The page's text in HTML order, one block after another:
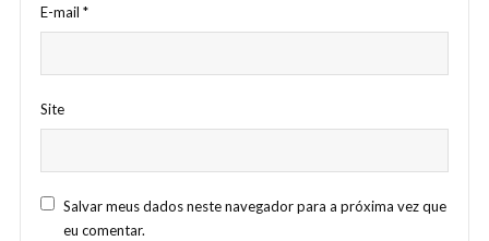
E-mail *
Site
Salvar meus dados neste navegador para a próxima vez que
eu comentar.